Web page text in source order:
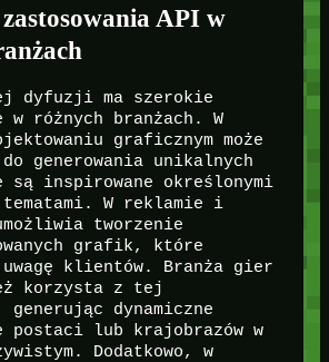
API w
dyfuzji ma szerokie
w różnych branżach. W
graficznym może
do generowania unikalnych
inspirowane określonymi
W reklamie i
tworzenie
grafik, które
klientów. Branża gier
korzysta z tej
dynamiczne
postaci lub krajobrazów w
Dodatkowo, w